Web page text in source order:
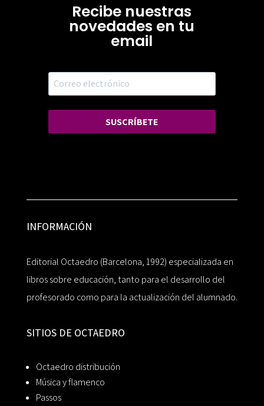
Recibe nuestras
novedades en tu
email
SUSCRÍBETE
INFORMACIÓN
Editorial Octaedro (Barcelona, 1992) especializada en
libros sobre educación, tanto para el desarrollo del
profesorado como para la actualización del alumnado.
SITIOS DE OCTAEDRO
Octaedro distribución
Música y flamenco
Passos